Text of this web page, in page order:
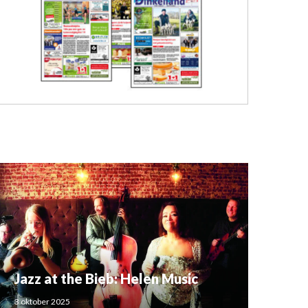
Jazz at the Bieb: Helen Music
3 oktober 2025